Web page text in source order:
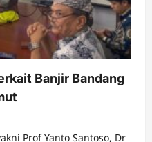
Banjir Bandang
Prof Yanto Santoso, Dr